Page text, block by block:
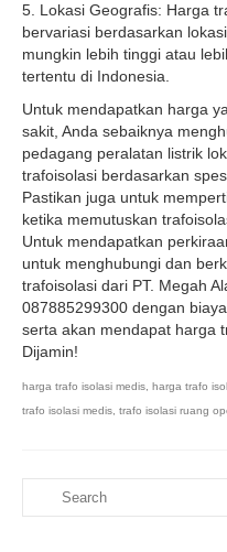
5. Lokasi Geografis: Harga
bervariasi berdasarkan
mungkin lebih tinggi atau
tertentu di Indonesia.
Untuk mendapatkan harga
sakit, Anda sebaiknya
pedagang peralatan listrik
trafoisolasi berdasarkan
Pastikan juga untuk
ketika memutuskan
Untuk mendapatkan
untuk menghubungi dan
trafoisolasi dari PT. Megah
087885299300 dengan
serta akan mendapat harga
Dijamin!
harga trafo isolasi medis harga trafo
trafo isolasi medis trafo isolasi ruang
Search